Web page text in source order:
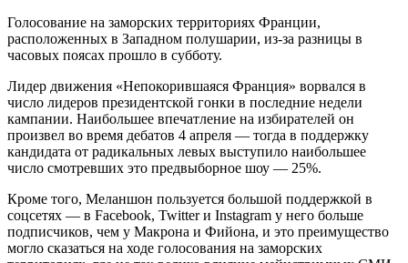
Голосование на заморских территориях Франции,
расположенных в Западном полушарии, из-за разницы в
часовых поясах прошло в субботу.
Лидер движения «Непокорившаяся Франция» ворвался в
число лидеров президентской гонки в последние недели
кампании. Наибольшее впечатление на избирателей он
произвел во время дебатов 4 апреля — тогда в поддержку
кандидата от радикальных левых выступило наибольшее
число смотревших это предвыборное шоу — 25%.
Кроме того, Меланшон пользуется большой поддержкой в
соцсетях — в Facebook, Twitter и Instagram у него больше
подписчиков, чем у Макрона и Фийона, и это преимущество
могло сказаться на ходе голосования на заморских